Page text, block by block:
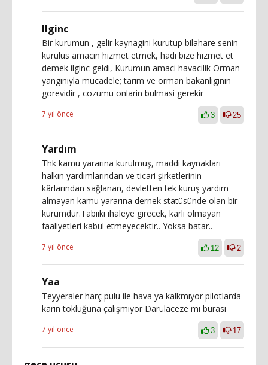
Ilginc
Bir kurumun , gelir kaynagini kurutup bilahare senin
kurulus amacin hizmet etmek, hadi bize hizmet et
demek ilginc geldi, Kurumun amaci havacilik Orman
yanginiyla mucadele; tarim ve orman bakanliginin
gorevidir , cozumu onlarin bulmasi gerekir
7 yıl önce 3 25
Yardım
Thk kamu yararına kurulmuş, maddi kaynakları
halkın yardımlarından ve ticari şirketlerinin
kârlarından sağlanan, devletten tek kuruş yardım
almayan kamu yararına dernek statüsünde olan bir
kurumdur.Tabiiki ihaleye girecek, karlı olmayan
faaliyetleri kabul etmeyecektir.. Yoksa batar..
7 yıl önce 12 2
Yaa
Teyyeraler harç pulu ile hava ya kalkmıyor pilotlarda
karın tokluğuna çalışmıyor Darülaceze mi burası
7 yıl önce 3 17